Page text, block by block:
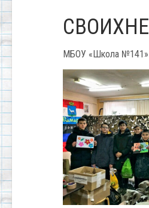
МБОУ «Школа №141»